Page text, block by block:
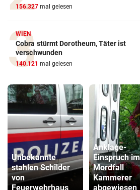
156.327 mal gelesen
WIEN
Cobra stürmt Dorotheum, Täter ist
verschwunden
140.121 mal gelesen
Unbekannte
stahlen Schilder
von
Feuerwehrhaus
Anklage-
Einspruch im
Mordfall
Kammerer
abgewiesen